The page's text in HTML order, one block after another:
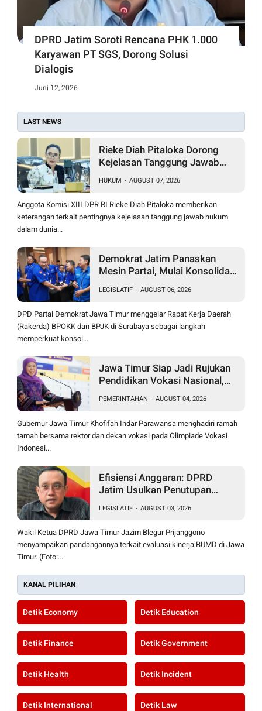
DPRD Jatim Soroti Rencana PHK 1.000
Karyawan PT SGS, Dorong Solusi
Dialogis
Juni 12, 2026
LAST NEWS
Rieke Diah Pitaloka Dorong
Kejelasan Tanggung Jawab
HUKUM - AUGUST 07, 2026
Anggota Komisi XIII DPR RI Rieke Diah Pitaloka memberikan
keterangan terkait pentingnya kejelasan tanggung jawab hukum
dalam dunia...
Demokrat Jatim Panaskan
Mesin Partai, Mulai Konsolidasi
LEGISLATIF - AUGUST 06, 2026
DPD Partai Demokrat Jawa Timur menggelar Rapat Kerja Daerah
(Rakerda) BPOKK dan BPJK di Surabaya sebagai langkah
memperkuat konsol...
Jawa Timur Siap Jadi Rujukan
Pendidikan Vokasi Nasional,
PEMERINTAHAN - AUGUST 04, 2026
Gubernur Jawa Timur Khofifah Indar Parawansa menghadiri ramah
tamah bersama rektor dan dekan vokasi pada Olimpiade Vokasi
Indonesi...
Efisiensi Anggaran: DPRD
Jatim Usulkan Penutupan
Berkontribusi pada PAD
LEGISLATIF - AUGUST 03, 2026
Wakil Ketua DPRD Jawa Timur Jazim Blegur Prijanggono
menyampaikan pandangannya terkait evaluasi kinerja BUMD di Jawa
Timur. (Foto:...
KANAL PILIHAN
Detik Economy Detik Education
Detik Finance Detik Government
Detik Health Detik Incident
Detik International Detik Law